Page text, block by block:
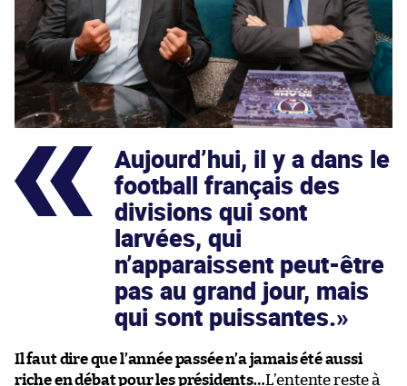
Aujourd’hui, il y a dans le
football français des
divisions qui sont
larvées, qui
n’apparaissent peut-être
pas au grand jour, mais
qui sont puissantes.
Il faut dire que l’année passée n’a jamais été aussi
riche en débat pour les présidents…L’entente reste à